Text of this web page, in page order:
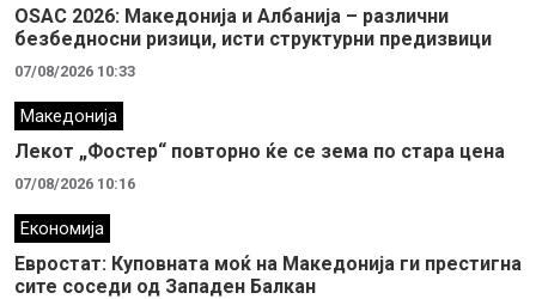
OSAC 2026: Македонија и Албанија – различни
безбедносни ризици, исти структурни предизвици
07/08/2026 10:33
Македонија
Лекот „Фостер“ повторно ќе се зема по стара цена
07/08/2026 10:16
Економија
Евростат: Куповната моќ на Македонија ги престигна
сите соседи од Западен Балкан